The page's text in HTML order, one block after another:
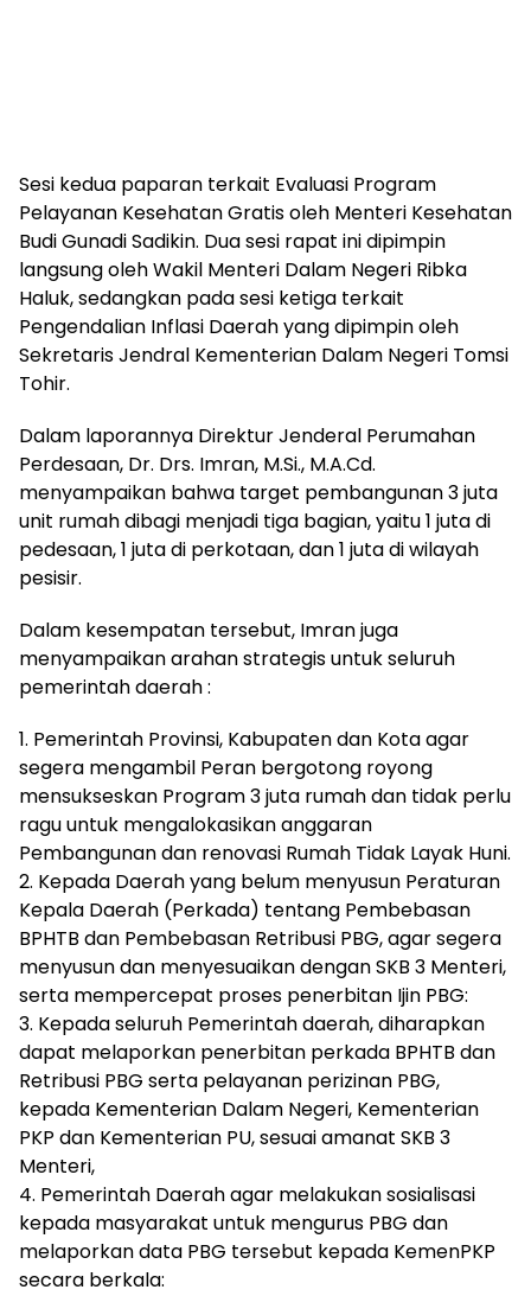
Sesi kedua paparan terkait Evaluasi Program
Pelayanan Kesehatan Gratis oleh Menteri Kesehatan
Budi Gunadi Sadikin. Dua sesi rapat ini dipimpin
langsung oleh Wakil Menteri Dalam Negeri Ribka
Haluk, sedangkan pada sesi ketiga terkait
Pengendalian Inflasi Daerah yang dipimpin oleh
Sekretaris Jendral Kementerian Dalam Negeri Tomsi
Tohir.
Dalam laporannya Direktur Jenderal Perumahan
Perdesaan, Dr. Drs. Imran, M.Si., M.A.Cd.
menyampaikan bahwa target pembangunan 3 juta
unit rumah dibagi menjadi tiga bagian, yaitu 1 juta di
pedesaan, 1 juta di perkotaan, dan 1 juta di wilayah
pesisir.
Dalam kesempatan tersebut, Imran juga
menyampaikan arahan strategis untuk seluruh
pemerintah daerah :
1. Pemerintah Provinsi, Kabupaten dan Kota agar
segera mengambil Peran bergotong royong
mensukseskan Program 3 juta rumah dan tidak perlu
ragu untuk mengalokasikan anggaran
Pembangunan dan renovasi Rumah Tidak Layak Huni.
2. Kepada Daerah yang belum menyusun Peraturan
Kepala Daerah (Perkada) tentang Pembebasan
BPHTB dan Pembebasan Retribusi PBG, agar segera
menyusun dan menyesuaikan dengan SKB 3 Menteri,
serta mempercepat proses penerbitan Ijin PBG:
3. Kepada seluruh Pemerintah daerah, diharapkan
dapat melaporkan penerbitan perkada BPHTB dan
Retribusi PBG serta pelayanan perizinan PBG,
kepada Kementerian Dalam Negeri, Kementerian
PKP dan Kementerian PU, sesuai amanat SKB 3
Menteri,
4. Pemerintah Daerah agar melakukan sosialisasi
kepada masyarakat untuk mengurus PBG dan
melaporkan data PBG tersebut kepada KemenPKP
secara berkala: